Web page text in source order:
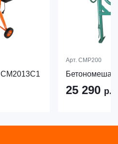
Арт. CMP200
25 290 р.